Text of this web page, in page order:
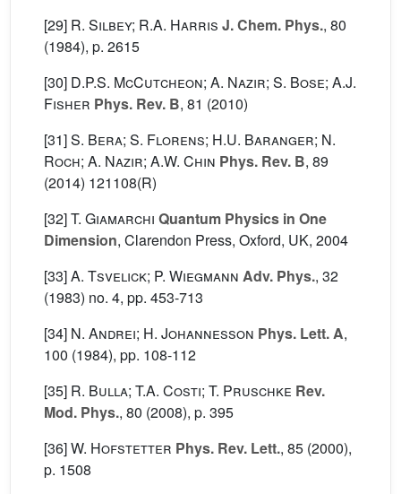
[29] R. Silbey; R.A. Harris J. Chem. Phys., 80
(1984), p. 2615
[30] D.P.S. McCutcheon; A. Nazir; S. Bose; A.J.
Fisher Phys. Rev. B, 81 (2010)
[31]S. Bera; S. Florens; H.U. Baranger; N.
Roch; A. Nazir; A.W. Chin Phys. Rev. B, 89
(2014) 121108(R)
[32]T. Giamarchi Quantum Physics in One
Dimension, Clarendon Press, Oxford, UK, 2004
[33]A. Tsvelick; P. Wiegmann Adv. Phys., 32
(1983) no. 4, pp. 453-713
[34] N. Andrei; H. Johannesson Phys. Lett. A,
100 (1984), pp. 108-112
[35] R. Bulla; T.A. Costi; T. Pruschke Rev.
Mod. Phys., 80 (2008), p. 395
[36]W. Hofstetter Phys. Rev. Lett., 85 (2000),
p. 1508